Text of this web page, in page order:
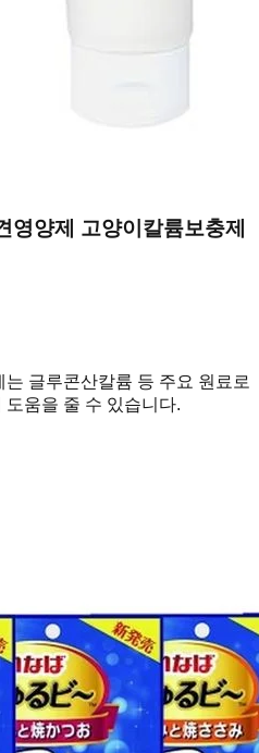
영양제 고양이칼륨보충제
글루콘산칼륨 등 주요 원료로
움을 줄 수 있습니다.